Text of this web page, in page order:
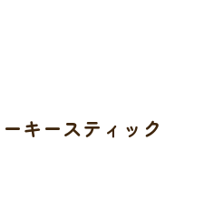
キースティック